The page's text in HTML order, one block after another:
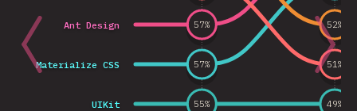
Materialize CSS
Ant Design
UIKit
57%
57%
51%
55% 49%
52%